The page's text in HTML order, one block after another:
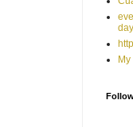
day